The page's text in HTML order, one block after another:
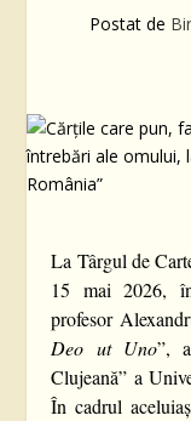
Postat de
La Târgul de
15 mai 2026,
profesor
Deo ut Uno”,
Clujeană” a
În cadrul